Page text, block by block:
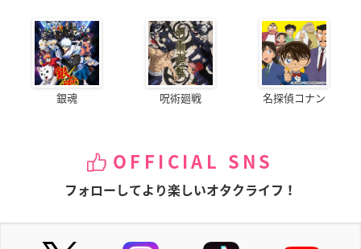
銀魂 呪術廻戦 名探偵コナン
OFFICIAL SNS
フォローしてより楽しいオタクライフ！